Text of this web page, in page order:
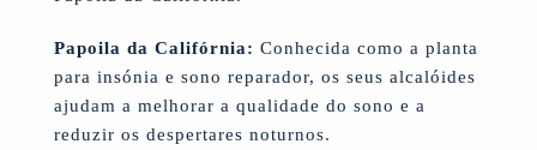
Papoila da Califórnia: Conhecida como a planta
para insónia e sono reparador, os seus alcalóides
ajudam a melhorar a qualidade do sono e a
reduzir os despertares noturnos.